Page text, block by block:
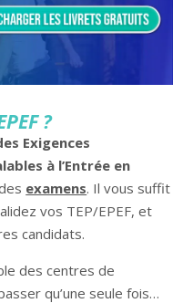
?
Exigences
à l’Entrée en
examens. Il vous suffit
vos TEP/EPEF, et
candidats.
des centres de
qu’une seule fois…